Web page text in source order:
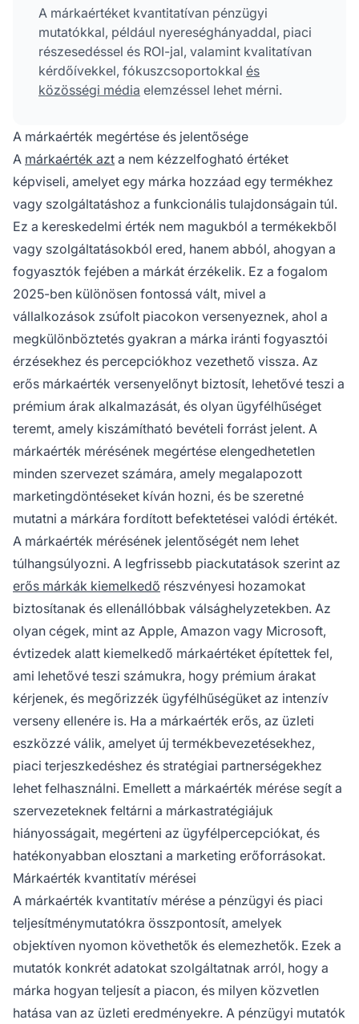
A márkaértéket kvantitatívan pénzügyi
mutatókkal, például nyereséghányaddal, piaci
részesedéssel és ROI-jal, valamint kvalitatívan
kérdőívekkel, fókuszcsoportokkal és
közösségi média elemzéssel lehet mérni.
A márkaérték megértése és jelentősége
A márkaérték azt a nem kézzelfogható értéket
képviseli, amelyet egy márka hozzáad egy termékhez
vagy szolgáltatáshoz a funkcionális tulajdonságain túl.
Ez a kereskedelmi érték nem magukból a termékekből
vagy szolgáltatásokból ered, hanem abból, ahogyan a
fogyasztók fejében a márkát érzékelik. Ez a fogalom
2025-ben különösen fontossá vált, mivel a
vállalkozások zsúfolt piacokon versenyeznek, ahol a
megkülönböztetés gyakran a márka iránti fogyasztói
érzésekhez és percepciókhoz vezethető vissza. Az
erős márkaérték versenyelőnyt biztosít, lehetővé teszi a
prémium árak alkalmazását, és olyan ügyfélhűséget
teremt, amely kiszámítható bevételi forrást jelent. A
márkaérték mérésének megértése elengedhetetlen
minden szervezet számára, amely megalapozott
marketingdöntéseket kíván hozni, és be szeretné
mutatni a márkára fordított befektetései valódi értékét.
A márkaérték mérésének jelentőségét nem lehet
túlhangsúlyozni. A legfrissebb piackutatások szerint az
erős márkák kiemelkedő részvényesi hozamokat
biztosítanak és ellenállóbbak válsághelyzetekben. Az
olyan cégek, mint az Apple, Amazon vagy Microsoft,
évtizedek alatt kiemelkedő márkaértéket építettek fel,
ami lehetővé teszi számukra, hogy prémium árakat
kérjenek, és megőrizzék ügyfélhűségüket az intenzív
verseny ellenére is. Ha a márkaérték erős, az üzleti
eszközzé válik, amelyet új termékbevezetésekhez,
piaci terjeszkedéshez és stratégiai partnerségekhez
lehet felhasználni. Emellett a márkaérték mérése segít a
szervezeteknek feltárni a márkastratégiájuk
hiányosságait, megérteni az ügyfélpercepciókat, és
hatékonyabban elosztani a marketing erőforrásokat.
Márkaérték kvantitatív mérései
A márkaérték kvantitatív mérése a pénzügyi és piaci
teljesítménymutatókra összpontosít, amelyek
objektíven nyomon követhetők és elemezhetők. Ezek a
mutatók konkrét adatokat szolgáltatnak arról, hogy a
márka hogyan teljesít a piacon, és milyen közvetlen
hatása van az üzleti eredményekre. A pénzügyi mutatók